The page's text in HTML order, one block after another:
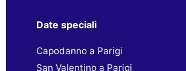
Date speciali
Capodanno a Parigi
San Valentino a Parigi